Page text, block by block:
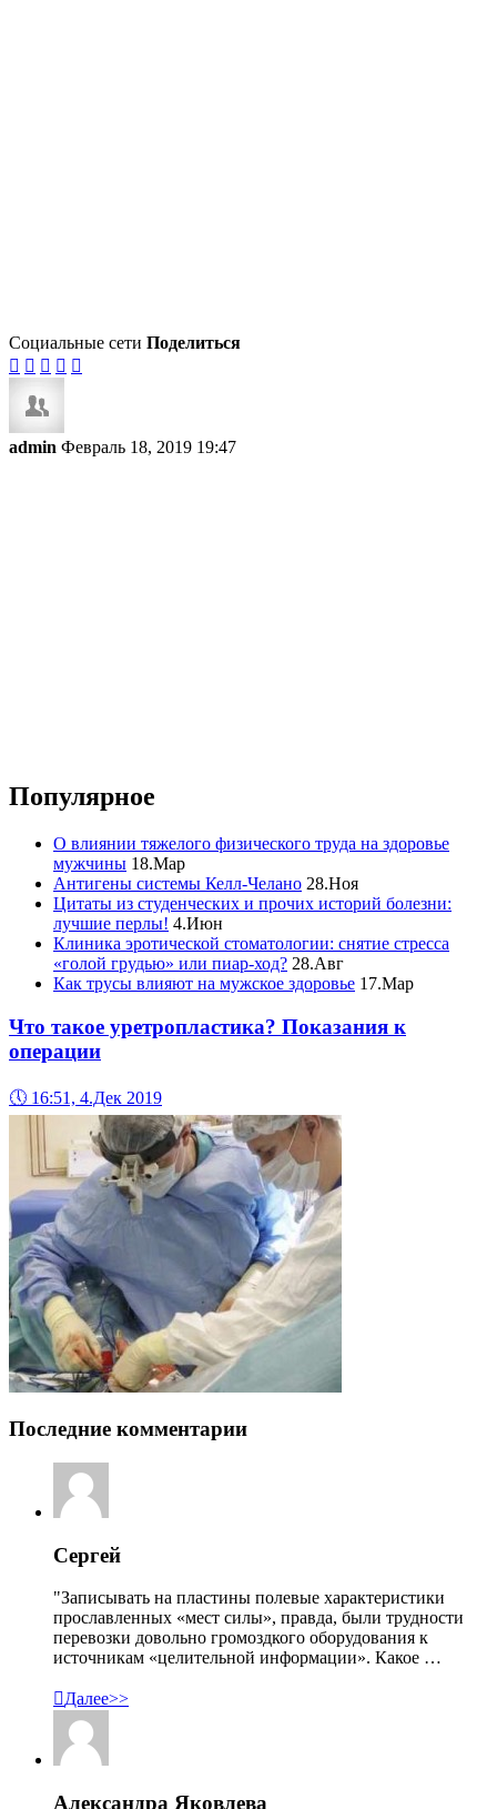
Социальные сети Поделиться
    
admin Февраль 18, 2019 19:47
Популярное
О влиянии тяжелого физического труда на здоровье
мужчины 18.Мар
Антигены системы Келл-Челано 28.Ноя
Цитаты из студенческих и прочих историй болезни:
лучшие перлы! 4.Июн
Клиника эротической стоматологии: снятие стресса
«голой грудью» или пиар-ход? 28.Авг
Как трусы влияют на мужское здоровье 17.Мар
Что такое уретропластика? Показания к
операции
🕔 16:51, 4.Дек 2019
Последние комментарии
Сергей
"Записывать на пластины полевые характеристики
прославленных «мест силы», правда, были трудности
перевозки довольно громоздкого оборудования к
источникам «целительной информации». Какое …
Далее>>
Александра Яковлева